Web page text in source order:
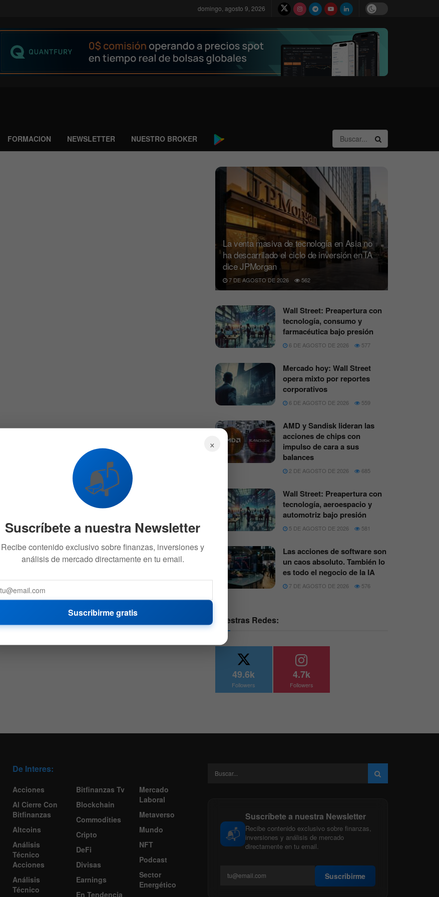
domingo, agosto 9, 2026
FORMACION NEWSLETTER NUESTRO BROKER
La venta masiva de tecnología en Asia no
ha descarrilado el ciclo de inversión en IA
dice JPMorgan
7 DE AGOSTO DE 2026 562
Wall Street: Preapertura con
tecnología, consumo y
farmacéutica bajo presión
6 DE AGOSTO DE 2026 577
Mercado hoy: Wall Street
opera mixto por reportes
corporativos
6 DE AGOSTO DE 2026 559
AMD y Sandisk lideran las
acciones de chips con
impulso de cara a sus
balances
2 DE AGOSTO DE 2026 685
Wall Street: Preapertura con
tecnología, aeroespacio y
automotriz bajo presión
5 DE AGOSTO DE 2026 581
Las acciones de software son
un caos absoluto. También lo
es todo el negocio de la IA
7 DE AGOSTO DE 2026 576
Nuestras Redes:
49.6k
Followers
4.7k
Followers
De Interes:
Acciones
Al Cierre Con
Bitfinanzas
Altcoins
Análisis
Técnico
Acciones
Análisis
Técnico
Bitfinanzas Tv
Blockchain
Commodities
Cripto
DeFi
Divisas
Earnings
En Tendencia
Mercado
Laboral
Metaverso
Mundo
NFT
Podcast
Sector
Energético
📬
Suscríbete a nuestra Newsletter
Recibe contenido exclusivo sobre finanzas,
inversiones y análisis de mercado
directamente en tu email.
Suscribirme
×
📬
Suscríbete a nuestra Newsletter
Recibe contenido exclusivo sobre finanzas, inversiones y
análisis de mercado directamente en tu email.
Suscribirme gratis